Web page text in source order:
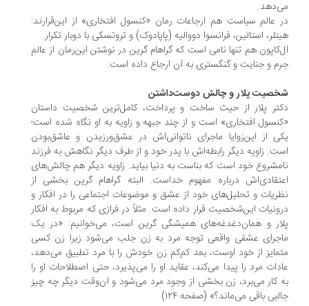
عالم سیاست هم ارجاعات رمان «کنسول افتخاری» از این‌قرارند:
استالین، فرانسوا دووالیه (پاپادوک) و تروتسکی با دوبار تکرار.
هم تنها نامی است که گراهام گرین در نوشتن این‌رمان از عالم
و جنایت و گنگستری به آن ارجاع داده است.
پلار و چالش دوست‌داشتن
پلار از حیث ساخت و پرداخت، کامل‌ترین شخصیت داستان
افتخاری» است و از چند جبهه و زاویه به او نگاه شده است؛
از این‌زوایا ماجرای ناتوانی‌اش در عشق‌ورزیدن و عاشق‌بودن
زاویه دیگر رابطه‌اش با پدر خود و از طرف دیگر نگاهش به فرزند
خود است که بناست به دنیا بیاید. زاویه دیگر هم چالش‌های
درباره مفهوم خداست. البته گراهام گرین بخشی از
و تحلیل‌های خود از عشق و موضوعات اجتماعی را در افکار و
این‌شخصیت قرار داده است. مثلاً در فرازی که مربوط به افکار
و همان‌دغدغه‌های همیشگی گرین است، می‌خوانیم: «در یک
عشقی واقعی توجه مرد به زن جلب می‌شود زیرا زن کسی
از خود اوست، بعد کم‌کم زن خودش را با مرد تطبیق می‌دهد،
مرد را پیدا می‌کند، عقاید او را می‌پذیرد، حتی اصطلاحات او را
کار می‌برد، زن بخشی از وجود مرد می‌شود و آن‌وقت دیگر چه چیز
باقی می‌ماند؟» (صفحه ۱۲۴)